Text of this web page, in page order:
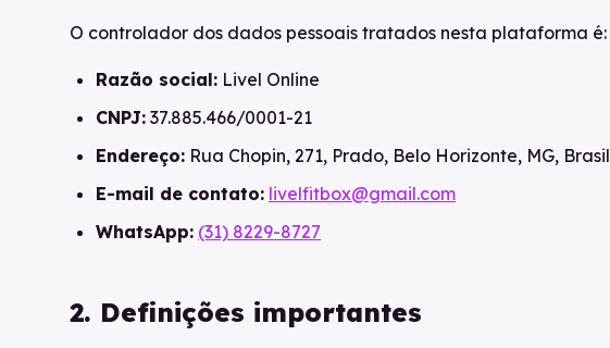
O controlador dos dados pessoais tratados nesta plataforma é:
Razão social: Livel Online
CNPJ: 37.885.466/0001-21
Endereço: Rua Chopin, 271, Prado, Belo Horizonte, MG, Brasil
E-mail de contato: livelfitbox@gmail.com
WhatsApp: (31) 8229-8727
2. Definições importantes